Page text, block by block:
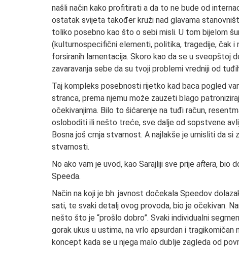
našli način kako profitirati a da to ne bude od
ostatak svijeta također kruži nad glavama
toliko posebno kao što o sebi misli. U tom bijelom
(kulturnospecifični elementi, politika, tragedije, čak i
forsiranih lamentacija. Skoro kao da se u sveopštoj
zavaravanja sebe da su tvoji problemi vredniji od
Taj kompleks posebnosti rijetko kad baca pogled
stranca, prema njemu može zauzeti blago
očekivanjima. Bilo to šićarenje na tuđi račun,
osloboditi ili nešto treće, sve dalje od sopstvene
Bosna još crnja stvarnost. A najlakše je umisliti da
stvarnosti.
No ako vam je uvod, kao Sarajliji sve prije aftera, bio
Speeda.
Način na koji je bh. javnost dočekala Speedov
sati, te svaki detalj ovog provoda, bio je očekivan.
nešto što je “prošlo dobro”. Svaki individualni
gorak ukus u ustima, na vrlo apsurdan i
koncept kada se u njega malo dublje zagleda od